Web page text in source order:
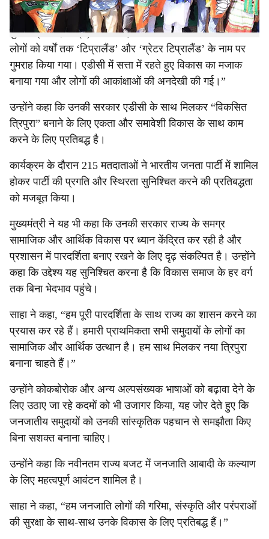
आकांक्षाओं की अनदेखी की गई।
मुख्यमंत्री ने एक्स (x) पर लिखा, “हमारे राज्य में निर्दोष जनजाति
लोगों को वर्षों तक ‘टिप्रालैंड’ और ‘ग्रेटर टिप्रालैंड’ के नाम पर
गुमराह किया गया। एडीसी में सत्ता में रहते हुए विकास का मजाक
बनाया गया और लोगों की आकांक्षाओं की अनदेखी की गई।”
उन्होंने कहा कि उनकी सरकार एडीसी के साथ मिलकर “विकसित
त्रिपुरा” बनाने के लिए एकता और समावेशी विकास के साथ काम
करने के लिए प्रतिबद्ध है।
कार्यक्रम के दौरान 215 मतदाताओं ने भारतीय जनता पार्टी में शामिल
होकर पार्टी की प्रगति और स्थिरता सुनिश्चित करने की प्रतिबद्धता
को मजबूत किया।
मुख्यमंत्री ने यह भी कहा कि उनकी सरकार राज्य के समग्र
सामाजिक और आर्थिक विकास पर ध्यान केंद्रित कर रही है और
प्रशासन में पारदर्शिता बनाए रखने के लिए दृढ़ संकल्पित है। उन्होंने
कहा कि उद्देश्य यह सुनिश्चित करना है कि विकास समाज के हर वर्ग
तक बिना भेदभाव पहुंचे।
साहा ने कहा, “हम पूरी पारदर्शिता के साथ राज्य का शासन करने का
प्रयास कर रहे हैं। हमारी प्राथमिकता सभी समुदायों के लोगों का
सामाजिक और आर्थिक उत्थान है। हम साथ मिलकर नया त्रिपुरा
बनाना चाहते हैं।”
उन्होंने कोकबोरोक और अन्य अल्पसंख्यक भाषाओं को बढ़ावा देने के
लिए उठाए जा रहे कदमों को भी उजागर किया, यह जोर देते हुए कि
जनजातीय समुदायों को उनकी सांस्कृतिक पहचान से समझौता किए
बिना सशक्त बनाना चाहिए।
उन्होंने कहा कि नवीनतम राज्य बजट में जनजाति आबादी के कल्याण
के लिए महत्वपूर्ण आवंटन शामिल है।
साहा ने कहा, “हम जनजाति लोगों की गरिमा, संस्कृति और परंपराओं
की सुरक्षा के साथ-साथ उनके विकास के लिए प्रतिबद्ध हैं।”